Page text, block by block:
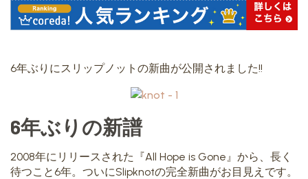
6年ぶりにスリップノットの新曲が公開されました!!
6年ぶりの新譜
2008年にリリースされた『All Hope is Gone』から、長く
待つこと6年。ついにSlipknotの完全新曲がお目見えです。